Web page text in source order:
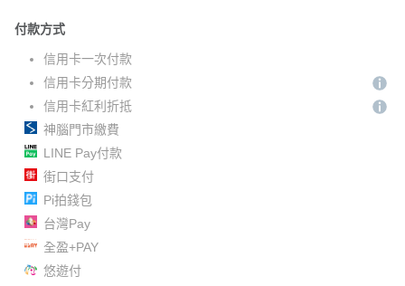
付款方式
信用卡一次付款
信用卡分期付款
信用卡紅利折抵
神腦門市繳費
LINE Pay付款
街口支付
Pi拍錢包
台灣Pay
全盈+PAY
悠遊付